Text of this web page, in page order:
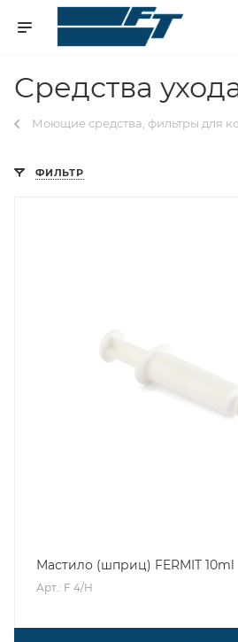
Cредства
Моющие средства, фильтры для
ФИЛЬТР
Мастило (шприц) FERMIT 10ml
Арт.: F 4/H